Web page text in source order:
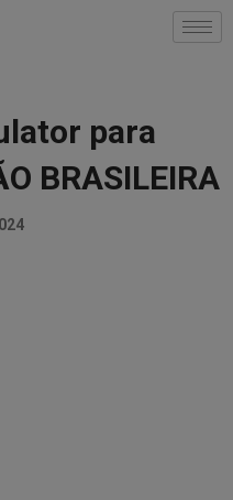
para
BRASILEIRA